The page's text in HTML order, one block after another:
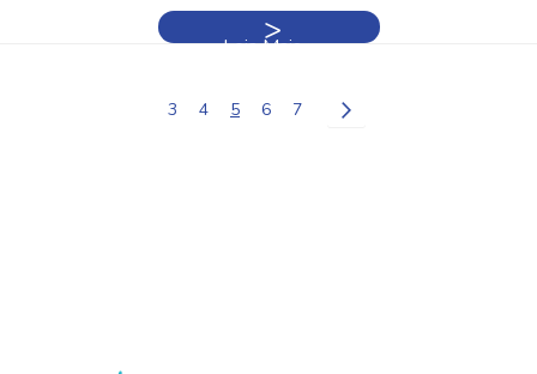
Leia Mais »
Página
3 Página
4
Você
5 Página
6 Página
7